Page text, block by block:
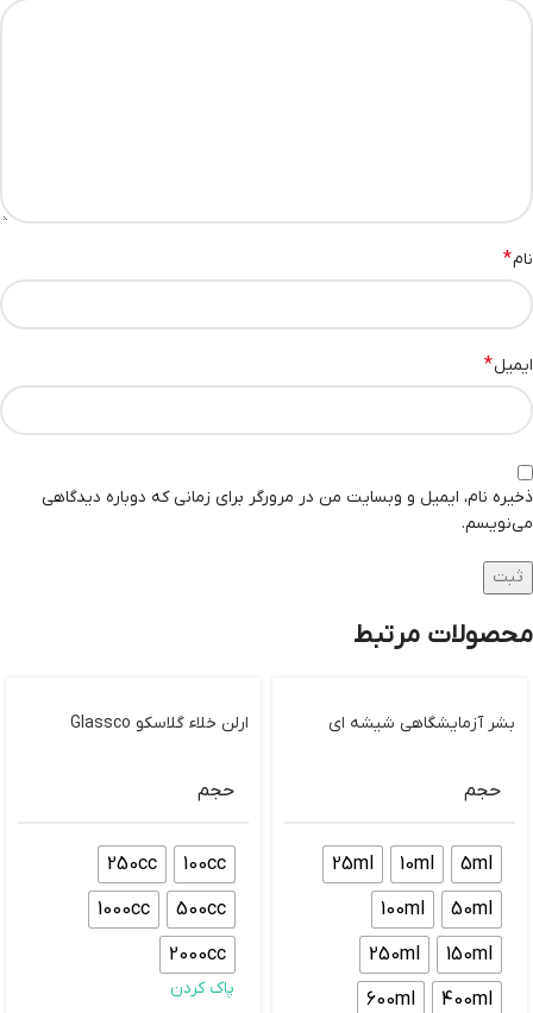
نام*
ایمیل*
ذخیره نام، ایمیل و وبسایت من در مرورگر برای زمانی که دوباره دیدگاهی
می‌نویسم.
محصولات مرتبط
بشر آزمایشگاهی شیشه ای
حجم
5ml
10ml
25ml
50ml
100ml
150ml
250ml
400ml
600ml
ارلن خلاء گلاسکو Glassco
حجم
100cc
250cc
500cc
1000cc
2000cc
پاک کردن